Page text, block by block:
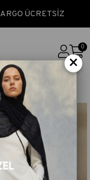
ÜCRETSİZ
0
- VİZON
×